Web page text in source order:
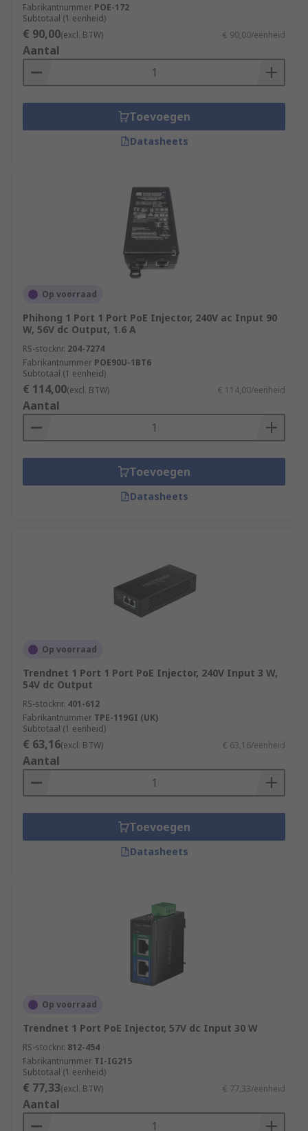
Fabrikantnummer POE-172
Subtotaal (1 eenheid)
€ 90,00(excl. BTW) € 90,00/eenheid
Aantal
Toevoegen
Datasheets
Op voorraad
Phihong 1 Port 1 Port PoE Injector, 240V ac Input 90
W, 56V dc Output, 1.6 A
RS-stocknr. 204-7274
Fabrikantnummer POE90U-1BT6
Subtotaal (1 eenheid)
€ 114,00(excl. BTW) € 114,00/eenheid
Aantal
Toevoegen
Datasheets
Op voorraad
Trendnet 1 Port 1 Port PoE Injector, 240V Input 3 W,
54V dc Output
RS-stocknr. 401-612
Fabrikantnummer TPE-119GI (UK)
Subtotaal (1 eenheid)
€ 63,16(excl. BTW) € 63,16/eenheid
Aantal
Toevoegen
Datasheets
Op voorraad
Trendnet 1 Port PoE Injector, 57V dc Input 30 W
RS-stocknr. 812-454
Fabrikantnummer TI-IG215
Subtotaal (1 eenheid)
€ 77,33(excl. BTW) € 77,33/eenheid
Aantal